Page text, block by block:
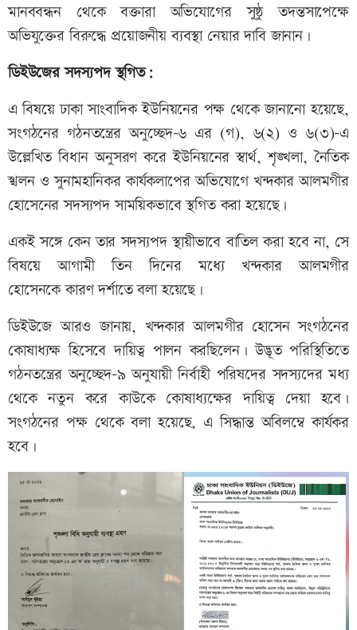
মানববন্ধন থেকে বক্তারা অভিযোগের সুষ্ঠু তদন্তসাপেক্ষে
অভিযুক্তের বিরুদ্ধে প্রয়োজনীয় ব্যবস্থা নেয়ার দাবি জানান।
ডিইউজের সদস্যপদ স্থগিত:
এ বিষয়ে ঢাকা সাংবাদিক ইউনিয়নের পক্ষ থেকে জানানো হয়েছে,
সংগঠনের গঠনতন্ত্রের অনুচ্ছেদ-৬ এর (গ), ৬(২) ও ৬(৩)-এ
উল্লেখিত বিধান অনুসরণ করে ইউনিয়নের স্বার্থ, শৃঙ্খলা, নৈতিক
স্খলন ও সুনামহানিকর কার্যকলাপের অভিযোগে খন্দকার আলমগীর
হোসেনের সদস্যপদ সাময়িকভাবে স্থগিত করা হয়েছে।
একই সঙ্গে কেন তার সদস্যপদ স্থায়ীভাবে বাতিল করা হবে না, সে
বিষয়ে আগামী তিন দিনের মধ্যে খন্দকার আলমগীর
হোসেনকে কারণ দর্শাতে বলা হয়েছে।
ডিইউজে আরও জানায়, খন্দকার আলমগীর হোসেন সংগঠনের
কোষাধ্যক্ষ হিসেবে দায়িত্ব পালন করছিলেন। উদ্ভূত পরিস্থিতিতে
গঠনতন্ত্রের অনুচ্ছেদ-৯ অনুযায়ী নির্বাহী পরিষদের সদস্যদের মধ্য
থেকে নতুন করে কাউকে কোষাধ্যক্ষের দায়িত্ব দেয়া হবে।
সংগঠনের পক্ষ থেকে বলা হয়েছে, এ সিদ্ধান্ত অবিলম্বে কার্যকর
হবে।